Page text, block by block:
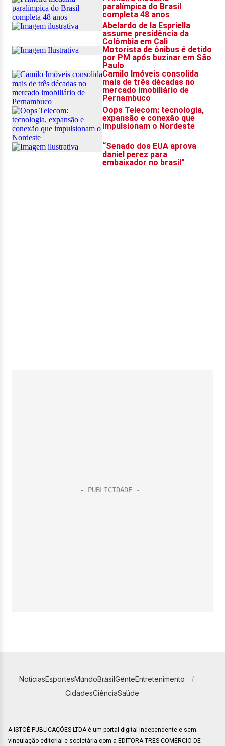
NotíciasEsportesMundoBrasilGenteEntretenimento
CidadesCiênciaSaúde
A ISTOÉ PUBLICAÇÕES LTDA é um portal digital independente e sem
vinculação editorial e societária com a EDITORA TRES COMÉRCIO DE